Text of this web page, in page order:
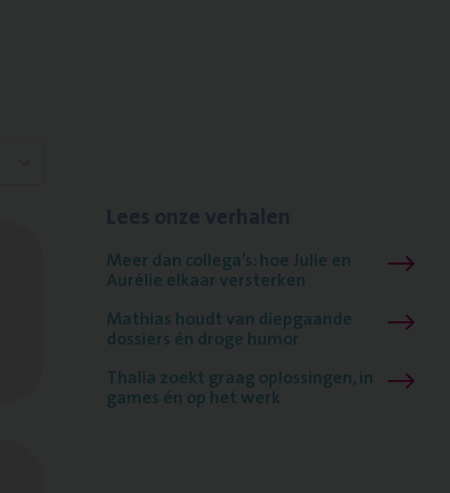
Meer dan collega’s: hoe Julie en
Aurélie elkaar versterken
Mathias houdt van diepgaande
dossiers én droge humor
Thalia zoekt graag oplossingen, in
games én op het werk